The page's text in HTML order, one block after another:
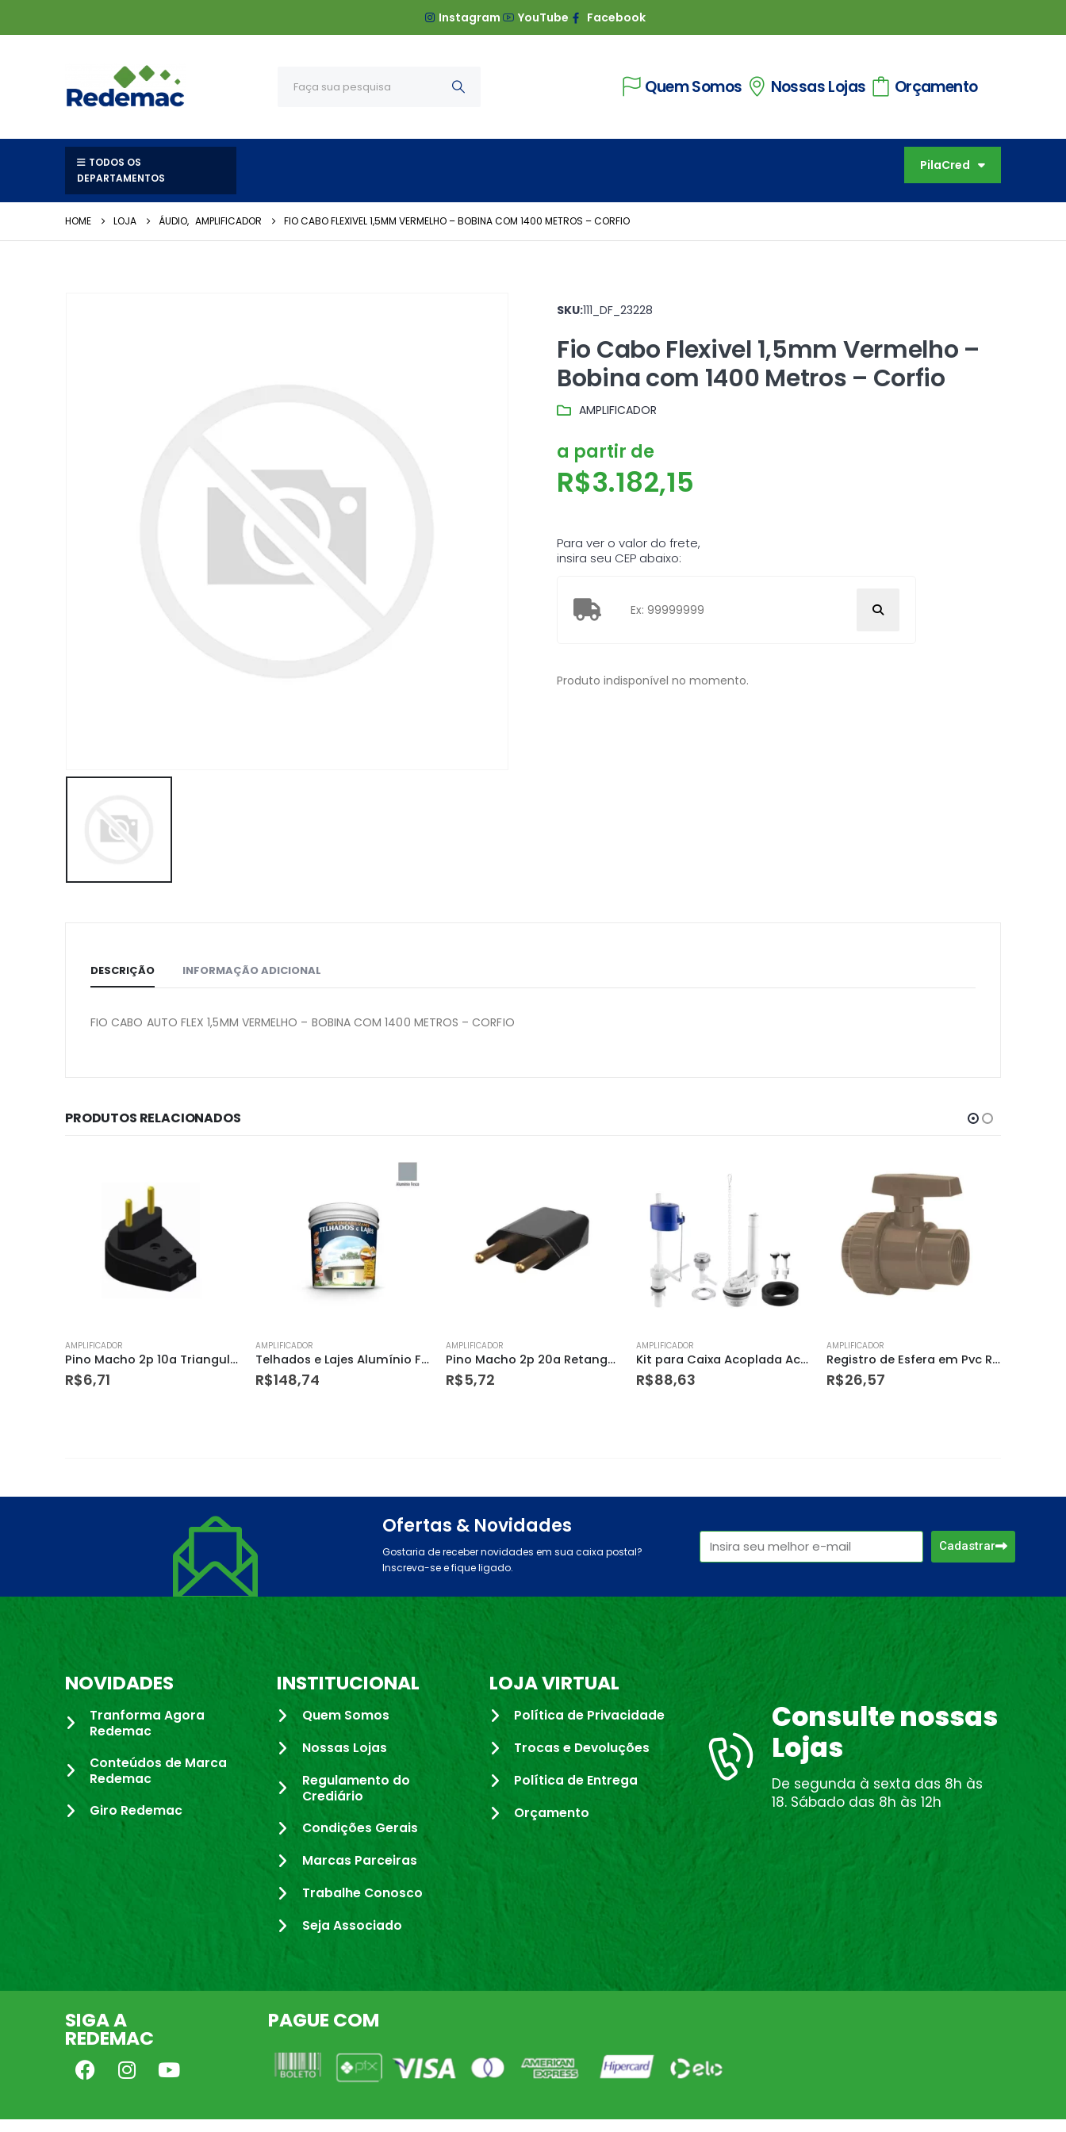
Instagram YouTube Facebook
Quem Somos Nossas Lojas Orçamento
TODOS OS
DEPARTAMENTOS
PilaCred
HOME LOJA ÁUDIO, AMPLIFICADOR FIO CABO FLEXIVEL 1,5MM VERMELHO – BOBINA COM 1400 METROS – CORFIO
SKU:111_DF_23228
Fio Cabo Flexivel 1,5mm Vermelho –
Bobina com 1400 Metros – Corfio
AMPLIFICADOR
a partir de
R$3.182,15
Para ver o valor do frete,
insira seu CEP abaixo:
Produto indisponível no momento.
DESCRIÇÃO INFORMAÇÃO ADICIONAL
FIO CABO AUTO FLEX 1,5MM VERMELHO – BOBINA COM 1400 METROS – CORFIO
PRODUTOS RELACIONADOS
AMPLIFICADOR
Telhados e Lajes Alumínio Fosco – Galão 4,5kg – Hydronorth
R$148,74
AMPLIFICADOR
Pino Macho 2p 20a Retangular Preto – Mectronic
R$5,72
AMPLIFICADOR
Kit para Caixa Acoplada Acionamento Superior Completo – Herc
R$88,63
AMPLIFICADOR
Registro de Esfera em Pvc Roscável 1/2” – Amanco
R$26,57
AMPLIFICADOR
Registro de Esfera em Pvc Roscável 1/2” – Plastubos
R$34,42
Ofertas & Novidades
Gostaria de receber novidades em sua caixa postal?
Inscreva-se e fique ligado.
Cadastrar
NOVIDADES
Tranforma Agora
Redemac
Conteúdos de Marca
Redemac
Giro Redemac
INSTITUCIONAL
Quem Somos
Nossas Lojas
Regulamento do
Crediário
Condições Gerais
Marcas Parceiras
Trabalhe Conosco
Seja Associado
LOJA VIRTUAL
Política de Privacidade
Trocas e Devoluções
Política de Entrega
Orçamento
Consulte nossas
Lojas
De segunda à sexta das 8h às
18. Sábado das 8h às 12h
SIGA A
REDEMAC
PAGUE COM